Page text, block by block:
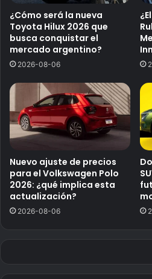
¿Cómo será la nueva
Toyota Hilux 2026 que
busca conquistar el
mercado argentino?
2026-08-06
Nuevo ajuste de precios
para el Volkswagen Polo
2026: ¿qué implica esta
actualización?
2026-08-06